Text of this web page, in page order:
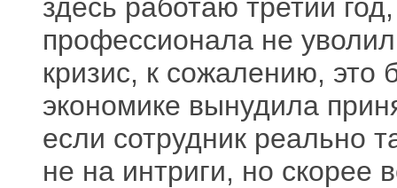
здесь работаю третий
профессионала не
кризис, к сожалению, это
экономике вынудила
если сотрудник реально
не на интриги, но скорее